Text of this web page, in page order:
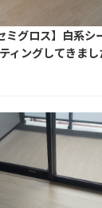
ミグロス】白系シ
ィングしてきまし